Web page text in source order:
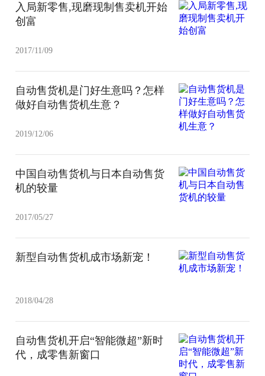
入局新零售,现磨现制售卖机开始
创富
2017/11/09
自动售货机是门好生意吗？怎样
做好自动售货机生意？
2019/12/06
中国自动售货机与日本自动售货
机的较量
2017/05/27
新型自动售货机成市场新宠！
2018/04/28
自动售货机开启“智能微超”新时
代，成零售新窗口